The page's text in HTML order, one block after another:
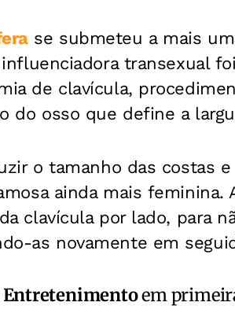
se submeteu a mais
transexual
de clavícula,
do osso que define a
o tamanho das costas
ainda mais feminina.
clavícula por lado, para
as novamente em
Entretenimentoem